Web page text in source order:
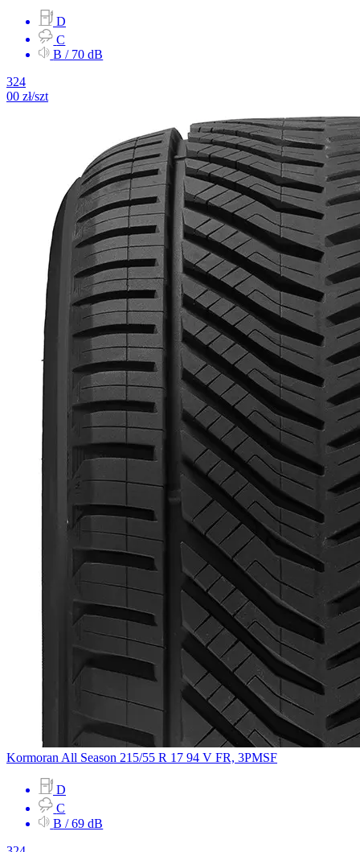
D
C
B / 70 dB
324
00 zł/szt
KormoranAll Season 215/55 R 17 94 V FR, 3PMSF
D
C
B / 69 dB